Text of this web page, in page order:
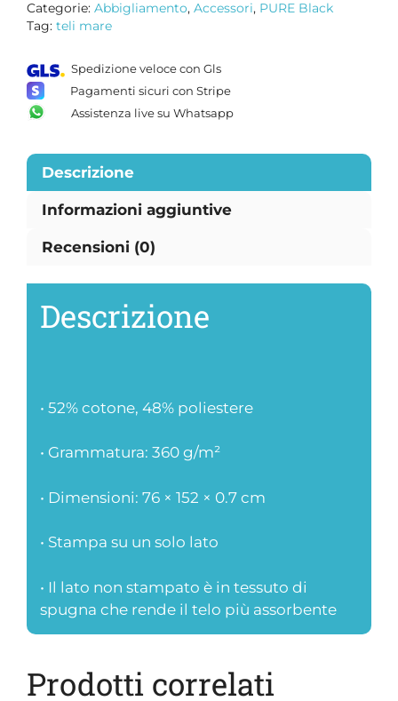
Categorie: Abbigliamento, Accessori, PURE Black
Tag: teli mare
Spedizione veloce con Gls
Pagamenti sicuri con Stripe
Assistenza live su Whatsapp
Descrizione
Informazioni aggiuntive
Recensioni (0)
Descrizione
• 52% cotone, 48% poliestere
• Grammatura: 360 g/m²
• Dimensioni: 76 × 152 × 0.7 cm
• Stampa su un solo lato
• Il lato non stampato è in tessuto di
spugna che rende il telo più assorbente
Prodotti correlati